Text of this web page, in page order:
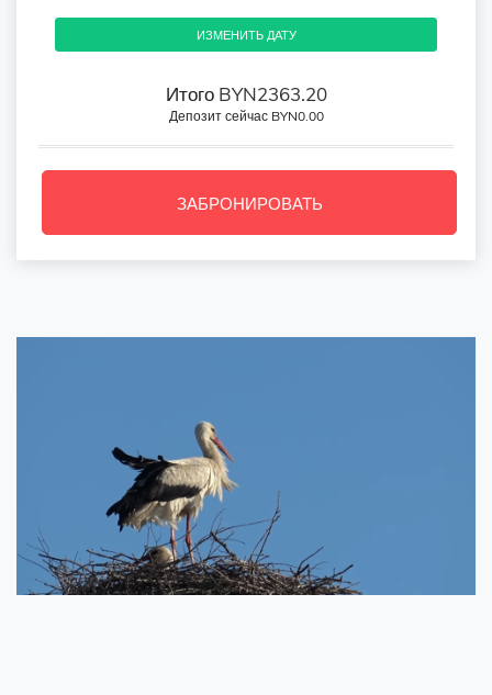
ИЗМЕНИТЬ ДАТУ
Итого BYN2363.20
Депозит сейчас BYN0.00
ЗАБРОНИРОВАТЬ